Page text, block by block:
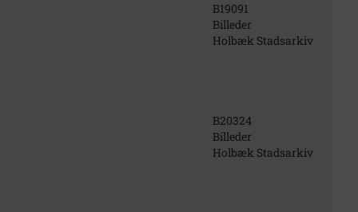
B19091
Billeder
Holbæk Stadsarkiv
B20324
Billeder
Holbæk Stadsarkiv